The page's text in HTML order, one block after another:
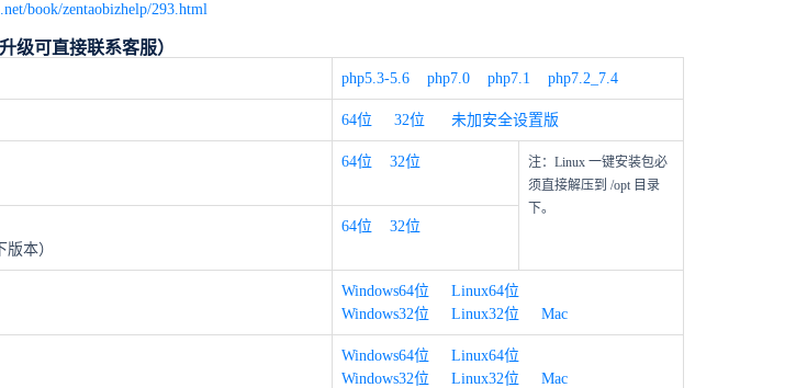
book/zentaobizhelp/293.html
级可直接联系客服）
php5.3-5.6 php7.0 php7.1 php7.2_7.4
64位 32位 未加安全设置版
64位 32位
注：Linux 一键安装包必
须直接解压到 /opt 目录
下。
本）
64位 32位
Windows64位
Linux64位
Windows32位
Linux32位 Mac
Windows64位
Linux64位
Windows32位
Linux32位 Mac